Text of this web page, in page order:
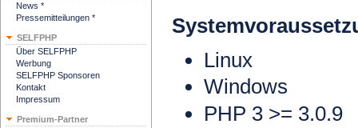
News *
Pressemitteilungen *
SELFPHP
Über SELFPHP
Werbung
SELFPHP Sponsoren
Kontakt
Impressum
Premium-Partner
Linux
Windows
PHP 3 >= 3.0.9